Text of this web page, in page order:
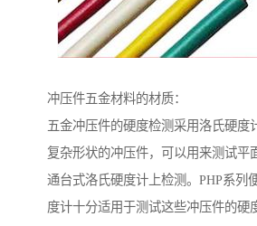
冲压件五金材料的材质：
五金冲压件的硬度检测采用洛氏硬度
复杂形状的冲压件，可以用来测试平
通台式洛氏硬度计上检测。PHP系列
度计十分适用于测试这些冲压件的硬